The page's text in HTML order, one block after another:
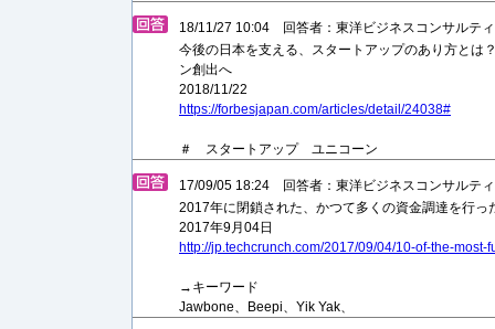
18/11/27 10:04 回答者：東洋ビジネスコンサルテ
今後の日本を支える、スタートアップのあり方と
ン創出へ
2018/11/22
https://forbesjapan.com/articles/detail/24038#
＃ スタートアップ ユニコーン
17/09/05 18:24 回答者：東洋ビジネスコンサルテ
2017年に閉鎖された、かつて多くの資金調達を行っ
2017年9月04日
http://jp.techcrunch.com/2017/09/04/10-of-the-
→キーワード
Jawbone、Beepi、Yik Yak、